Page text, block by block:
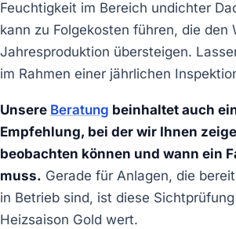
Feuchtigkeit im Bereich undichter
kann zu Folgekosten führen, die den
Jahresproduktion übersteigen.
im Rahmen einer jährlichen
Unsere Beratung beinhaltet auch
Empfehlung, bei der wir Ihnen
beobachten können und wann ein
muss. Gerade für Anlagen, die
in Betrieb sind, ist diese
Heizsaison Gold wert.